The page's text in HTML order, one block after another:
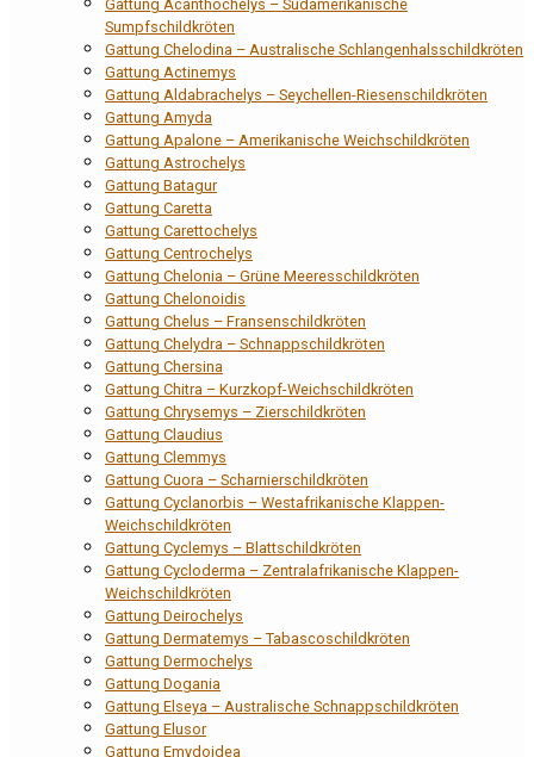
Gattung Acanthochelys – Südamerikanische
Sumpfschildkröten
Gattung Chelodina – Australische Schlangenhalsschildkröten
Gattung Actinemys
Gattung Aldabrachelys – Seychellen-Riesenschildkröten
Gattung Amyda
Gattung Apalone – Amerikanische Weichschildkröten
Gattung Astrochelys
Gattung Batagur
Gattung Caretta
Gattung Carettochelys
Gattung Centrochelys
Gattung Chelonia – Grüne Meeresschildkröten
Gattung Chelonoidis
Gattung Chelus – Fransenschildkröten
Gattung Chelydra – Schnappschildkröten
Gattung Chersina
Gattung Chitra – Kurzkopf-Weichschildkröten
Gattung Chrysemys – Zierschildkröten
Gattung Claudius
Gattung Clemmys
Gattung Cuora – Scharnierschildkröten
Gattung Cyclanorbis – Westafrikanische Klappen-
Weichschildkröten
Gattung Cyclemys – Blattschildkröten
Gattung Cycloderma – Zentralafrikanische Klappen-
Weichschildkröten
Gattung Deirochelys
Gattung Dermatemys – Tabascoschildkröten
Gattung Dermochelys
Gattung Dogania
Gattung Elseya – Australische Schnappschildkröten
Gattung Elusor
Gattung Emydoidea